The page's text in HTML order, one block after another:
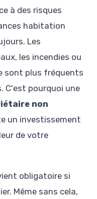
à des risques
habitation
Les
les incendies ou
sont plus fréquents
C'est pourquoi une
non
un investissement
de votre
obligatoire si
Même sans cela,